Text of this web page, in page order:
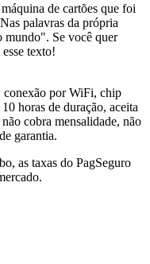
de cartões que foi
palavras da própria
mundo". Se você quer
texto!
conexão por WiFi, chip
horas de duração, aceita
cobra mensalidade, não
garantia.
as taxas do PagSeguro